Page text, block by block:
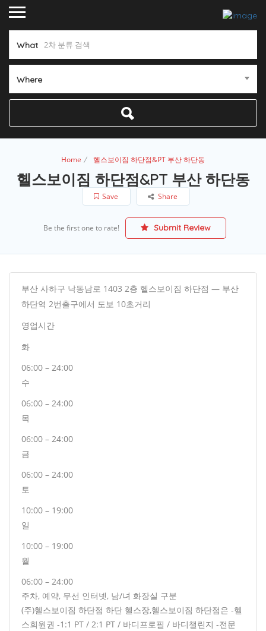
What
Where
Home 헬스보이짐 하단점&PT 부산 하단동
헬스보이짐 하단점&PT 부산 하단동
Save Share
Be the first one to rate! Submit Review
부산 사하구 낙동남로 1403 2층 헬스보이짐 하단점 — 부산
하단역 2번출구에서 도보 10초거리
영업시간
화
06:00 – 24:00
수
06:00 – 24:00
목
06:00 – 24:00
금
06:00 – 24:00
토
10:00 – 19:00
일
10:00 – 19:00
월
06:00 – 24:00
주차, 예약, 무선 인터넷, 남/녀 화장실 구분
(주)헬스보이짐 하단점 하단 헬스장,헬스보이짐 하단점은 -헬
스회원권 -1:1 PT / 2:1 PT / 바디프로필 / 바디챌린지 -전문